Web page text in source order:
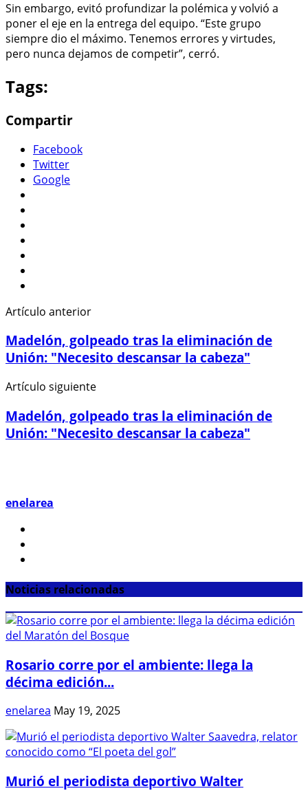
Sin embargo, evitó profundizar la polémica y volvió a
poner el eje en la entrega del equipo. “Este grupo
siempre dio el máximo. Tenemos errores y virtudes,
pero nunca dejamos de competir”, cerró.
Tags:
Compartir
Facebook
Twitter
Google
Artículo anterior
Madelón, golpeado tras la eliminación de
Unión: "Necesito descansar la cabeza"
Artículo siguiente
Madelón, golpeado tras la eliminación de
Unión: "Necesito descansar la cabeza"
enelarea
Noticias relacionadas
Rosario corre por el ambiente: llega la
décima edición...
enelarea May 19, 2025
Murió el periodista deportivo Walter